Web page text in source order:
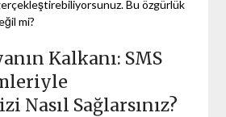
Bu özgürlük
mi?
Kalkanı: SMS
Nasıl Sağlarsınız?